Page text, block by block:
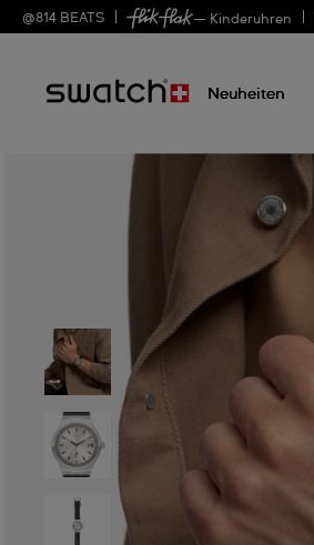
@814 BEATS — Kinderuhren
Neuheiten